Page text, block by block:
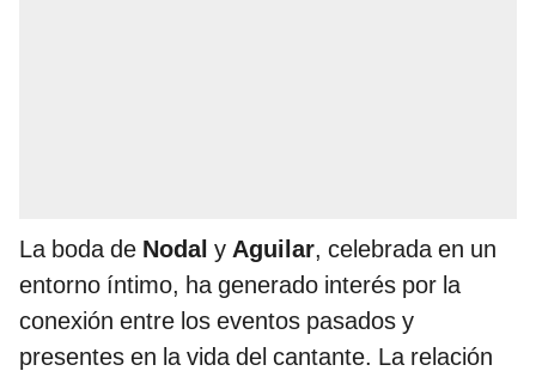
La boda de Nodal y Aguilar, celebrada en un
entorno íntimo, ha generado interés por la
conexión entre los eventos pasados y
presentes en la vida del cantante. La relación